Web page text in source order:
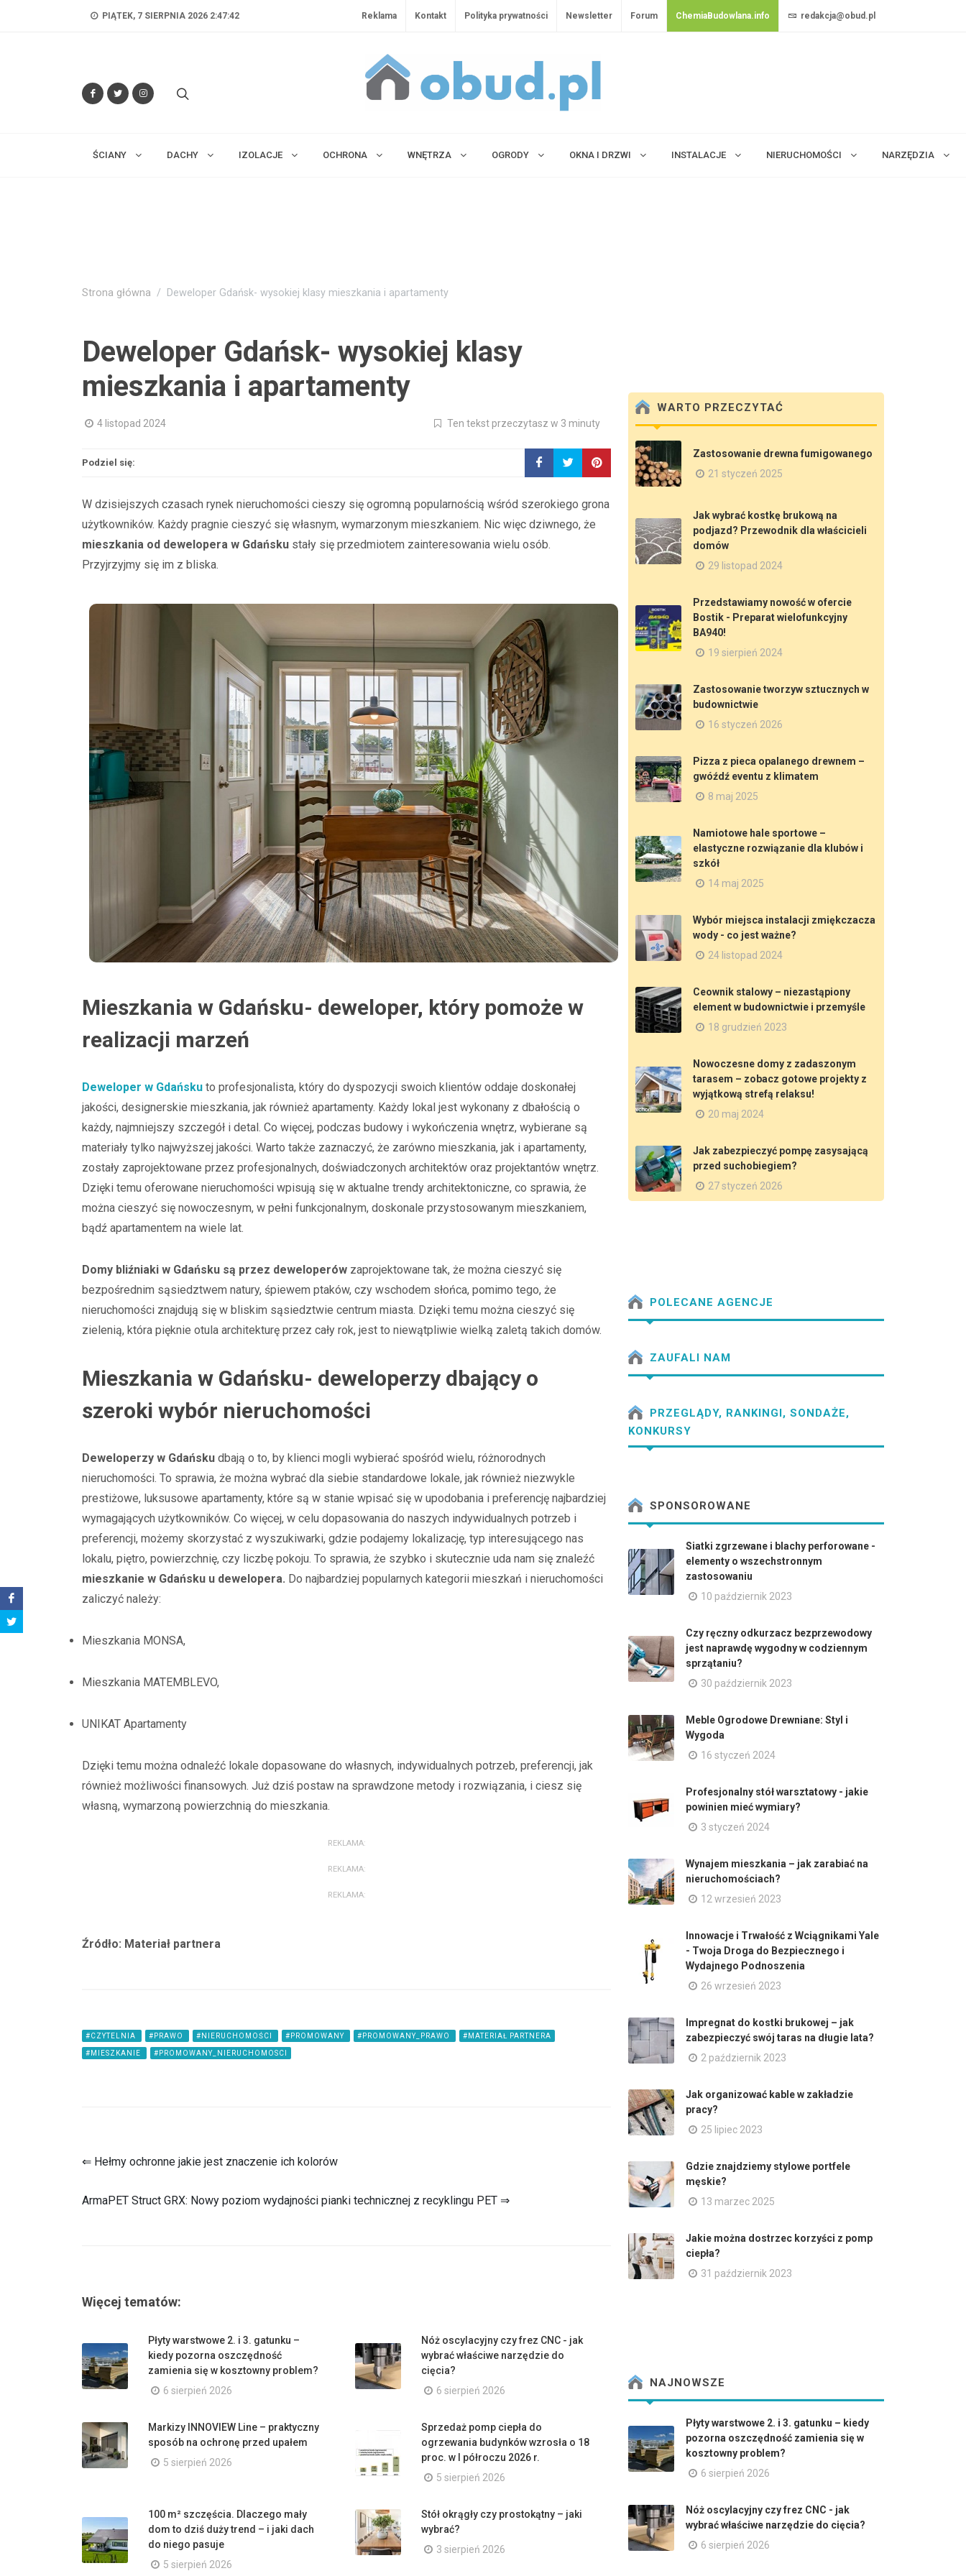
PIĄTEK, 7 SIERPNIA 2026 2:47:43 Reklama Kontakt Polityka prywatności Newsletter Forum ChemiaBudowlana.info redakcja@obud.pl
ŚCIANY DACHY IZOLACJE OCHRONA WNĘTRZA OGRODY OKNA I DRZWI INSTALACJE NIERUCHOMOŚCI NARZĘDZIA
Strona główna Deweloper Gdańsk- wysokiej klasy mieszkania i apartamenty
Deweloper Gdańsk- wysokiej klasy
mieszkania i apartamenty
4 listopad 2024 Ten tekst przeczytasz w 3 minuty
Podziel się:
W dzisiejszych czasach rynek nieruchomości cieszy się ogromną popularnością wśród szerokiego grona
użytkowników. Każdy pragnie cieszyć się własnym, wymarzonym mieszkaniem. Nic więc dziwnego, że
mieszkania od dewelopera w Gdańsku stały się przedmiotem zainteresowania wielu osób.
Przyjrzyjmy się im z bliska.
Mieszkania w Gdańsku- deweloper, który pomoże w
realizacji marzeń
Deweloper w Gdańsku to profesjonalista, który do dyspozycji swoich klientów oddaje doskonałej
jakości, designerskie mieszkania, jak również apartamenty. Każdy lokal jest wykonany z dbałością o
każdy, najmniejszy szczegół i detal. Co więcej, podczas budowy i wykończenia wnętrz, wybierane są
materiały tylko najwyższej jakości. Warto także zaznaczyć, że zarówno mieszkania, jak i apartamenty,
zostały zaprojektowane przez profesjonalnych, doświadczonych architektów oraz projektantów wnętrz.
Dzięki temu oferowane nieruchomości wpisują się w aktualne trendy architektoniczne, co sprawia, że
można cieszyć się nowoczesnym, w pełni funkcjonalnym, doskonale przystosowanym mieszkaniem,
bądź apartamentem na wiele lat.
Domy bliźniaki w Gdańsku są przez deweloperów zaprojektowane tak, że można cieszyć się
bezpośrednim sąsiedztwem natury, śpiewem ptaków, czy wschodem słońca, pomimo tego, że
nieruchomości znajdują się w bliskim sąsiedztwie centrum miasta. Dzięki temu można cieszyć się
zielenią, która pięknie otula architekturę przez cały rok, jest to niewątpliwie wielką zaletą takich domów.
Mieszkania w Gdańsku- deweloperzy dbający o
szeroki wybór nieruchomości
Deweloperzy w Gdańsku dbają o to, by klienci mogli wybierać spośród wielu, różnorodnych
nieruchomości. To sprawia, że można wybrać dla siebie standardowe lokale, jak również niezwykle
prestiżowe, luksusowe apartamenty, które są w stanie wpisać się w upodobania i preferencję najbardziej
wymagających użytkowników. Co więcej, w celu dopasowania do naszych indywidualnych potrzeb i
preferencji, możemy skorzystać z wyszukiwarki, gdzie podajemy lokalizację, typ interesującego nas
lokalu, piętro, powierzchnię, czy liczbę pokoju. To sprawia, że szybko i skutecznie uda nam się znaleźć
mieszkanie w Gdańsku u dewelopera. Do najbardziej popularnych kategorii mieszkań i nieruchomości
zaliczyć należy:
Mieszkania MONSA,
Mieszkania MATEMBLEVO,
UNIKAT Apartamenty
Dzięki temu można odnaleźć lokale dopasowane do własnych, indywidualnych potrzeb, preferencji, jak
również możliwości finansowych. Już dziś postaw na sprawdzone metody i rozwiązania, i ciesz się
własną, wymarzoną powierzchnią do mieszkania.
REKLAMA:
REKLAMA:
REKLAMA:
Źródło: Materiał partnera
#CZYTELNIA #PRAWO #NIERUCHOMOŚCI #PROMOWANY #PROMOWANY_PRAWO #MATERIAŁ PARTNERA
#MIESZKANIE #PROMOWANY_NIERUCHOMOSCI
⇐ Hełmy ochronne jakie jest znaczenie ich kolorów
ArmaPET Struct GRX: Nowy poziom wydajności pianki technicznej z recyklingu PET ⇒
Więcej tematów:
Płyty warstwowe 2. i 3. gatunku –
kiedy pozorna oszczędność
zamienia się w kosztowny problem?
6 sierpień 2026
Nóż oscylacyjny czy frez CNC - jak
wybrać właściwe narzędzie do
cięcia?
6 sierpień 2026
Markizy INNOVIEW Line – praktyczny
sposób na ochronę przed upałem
5 sierpień 2026
Sprzedaż pomp ciepła do
ogrzewania budynków wzrosła o 18
proc. w I półroczu 2026 r.
5 sierpień 2026
100 m² szczęścia. Dlaczego mały
dom to dziś duży trend – i jaki dach
do niego pasuje
5 sierpień 2026
Stół okrągły czy prostokątny – jaki
wybrać?
3 sierpień 2026
WARTO PRZECZYTAĆ
Zastosowanie drewna fumigowanego
21 styczeń 2025
Jak wybrać kostkę brukową na
podjazd? Przewodnik dla właścicieli
domów
29 listopad 2024
Przedstawiamy nowość w ofercie
Bostik - Preparat wielofunkcyjny
BA940!
19 sierpień 2024
Zastosowanie tworzyw sztucznych w
budownictwie
16 styczeń 2026
Pizza z pieca opalanego drewnem –
gwóźdź eventu z klimatem
8 maj 2025
Namiotowe hale sportowe –
elastyczne rozwiązanie dla klubów i
szkół
14 maj 2025
Wybór miejsca instalacji zmiękczacza
wody - co jest ważne?
24 listopad 2024
Ceownik stalowy – niezastąpiony
element w budownictwie i przemyśle
18 grudzień 2023
Nowoczesne domy z zadaszonym
tarasem – zobacz gotowe projekty z
wyjątkową strefą relaksu!
20 maj 2024
Jak zabezpieczyć pompę zasysającą
przed suchobiegiem?
27 styczeń 2026
POLECANE AGENCJE
ZAUFALI NAM
PRZEGLĄDY, RANKINGI, SONDAŻE,
KONKURSY
SPONSOROWANE
Siatki zgrzewane i blachy perforowane -
elementy o wszechstronnym
zastosowaniu
10 październik 2023
Czy ręczny odkurzacz bezprzewodowy
jest naprawdę wygodny w codziennym
sprzątaniu?
30 październik 2023
Meble Ogrodowe Drewniane: Styl i
Wygoda
16 styczeń 2024
Profesjonalny stół warsztatowy - jakie
powinien mieć wymiary?
3 styczeń 2024
Wynajem mieszkania – jak zarabiać na
nieruchomościach?
12 wrzesień 2023
Innowacje i Trwałość z Wciągnikami Yale
- Twoja Droga do Bezpiecznego i
Wydajnego Podnoszenia
26 wrzesień 2023
Impregnat do kostki brukowej – jak
zabezpieczyć swój taras na długie lata?
2 październik 2023
Jak organizować kable w zakładzie
pracy?
25 lipiec 2023
Gdzie znajdziemy stylowe portfele
męskie?
13 marzec 2025
Jakie można dostrzec korzyści z pomp
ciepła?
31 październik 2023
NAJNOWSZE
Płyty warstwowe 2. i 3. gatunku – kiedy
pozorna oszczędność zamienia się w
kosztowny problem?
6 sierpień 2026
Nóż oscylacyjny czy frez CNC - jak
wybrać właściwe narzędzie do cięcia?
6 sierpień 2026